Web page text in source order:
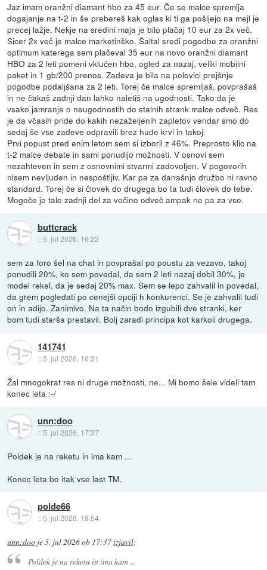
Jaz imam oranžni diamant hbo za 45 eur. Če se malce spremlja
dogajanje na t-2 in še prebereš kak oglas ki ti ga pošljejo na mejl je
precej lažje. Nekje na sredini maja je bilo plačaj 10 eur za 2x več.
Sicer 2x več je malce marketinško. Šaltal sredi pogodbe za oranžni
optimum katerega sem plačeval 35 eur na novo oranžni diamant
HBO za 2 leti pomeni vklučen hbo, ogled za nazaj, veliki mobilni
paket in 1 gb/200 prenos. Zadeva je bila na polovici prejšnje
pogodbe podaljšana za 2 leti. Torej če malce spremljaš, povprašaš
in ne čakaš zadnji dan lahko naletiš na ugodnosti. Tako da je
vsako jamranje o neugodnostih do stalnih strank malce odveč. Res
je da včasih pride do kakih nezaželjenih zapletov vendar smo do
sedaj še vse zadeve odpravili brez hude krvi in takoj.
Prvi popust pred enim letom sem si izboril z 46%. Preprosto klic na
t-2 malce debate in sami ponudijo možnosti. V osnovi sem
nezahteven in sem z osnovnimi stvarmi zadovoljen. V pogovorih
nisem nevljuden in nespoštljiv. Kar pa za današnjo družbo ni ravno
standard. Torej če si človek do drugega bo ta tudi človek do tebe.
Mogoče je tale zadnji del za večino odveč ampak ne pa za vse.
buttcrack
:: 5. jul 2026, 16:22
sem za foro šel na chat in povprašal po poustu za vezavo, takoj
ponudili 20%, ko sem povedal, da sem 2 leti nazaj dobil 30%, je
model rekel, da je sedaj 20% max. Sem se lepo zahvalil in povedal,
da grem pogledati po cenejši opciji h konkurenci. Se je zahvalil tudi
on in adijo. Zanimivo. Na ta način bodo izgubili dve stranki, ker
bom tudi starša prestavil. Bolj zaradi principa kot karkoli drugega.
141741
::5. jul 2026, 16:31
Žal mnogokrat res ni druge možnosti, ne... Mi bomo šele videli tam
konec leta :-/
unn:doo
:: 5. jul 2026, 17:37
Poldek je na reketu in ima kam ...
Konec leta bo itak vse last TM.
polde66
::5. jul 2026, 18:54
unn:doo je5. jul 2026 ob 17:37izjavil:
Poldek je na reketu in ima kam ...